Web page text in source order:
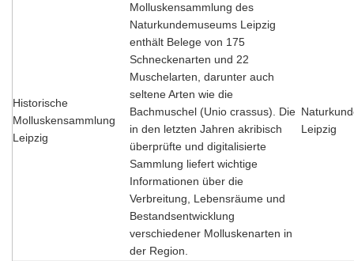
Historische
Molluskensammlung
Leipzig
Molluskensammlung des
Naturkundemuseums Leipzig
enthält Belege von 175
Schneckenarten und 22
Muschelarten, darunter auch
seltene Arten wie die
Bachmuschel (Unio crassus). Die
in den letzten Jahren akribisch
überprüfte und digitalisierte
Sammlung liefert wichtige
Informationen über die
Verbreitung, Lebensräume und
Bestandsentwicklung
verschiedener Molluskenarten in
der Region.
Leipzig